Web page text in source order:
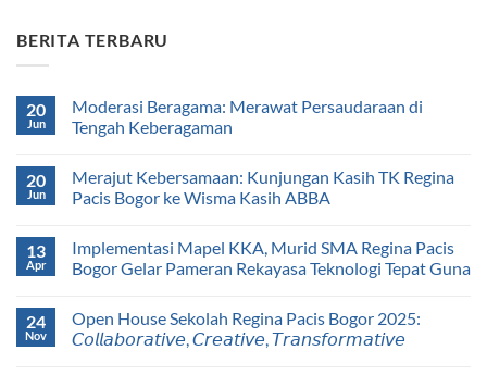
BERITA TERBARU
20
Jun
Moderasi Beragama: Merawat Persaudaraan di
Tengah Keberagaman
20
Jun
Merajut Kebersamaan: Kunjungan Kasih TK Regina
Pacis Bogor ke Wisma Kasih ABBA
13
Apr
Implementasi Mapel KKA, Murid SMA Regina Pacis
Bogor Gelar Pameran Rekayasa Teknologi Tepat Guna
24
Nov
Open House Sekolah Regina Pacis Bogor 2025:
𝘊𝘰𝘭𝘭𝘢𝘣𝘰𝘳𝘢𝘵𝘪𝘷𝘦, 𝘊𝘳𝘦𝘢𝘵𝘪𝘷𝘦, 𝘛𝘳𝘢𝘯𝘴𝘧𝘰𝘳𝘮𝘢𝘵𝘪𝘷𝘦